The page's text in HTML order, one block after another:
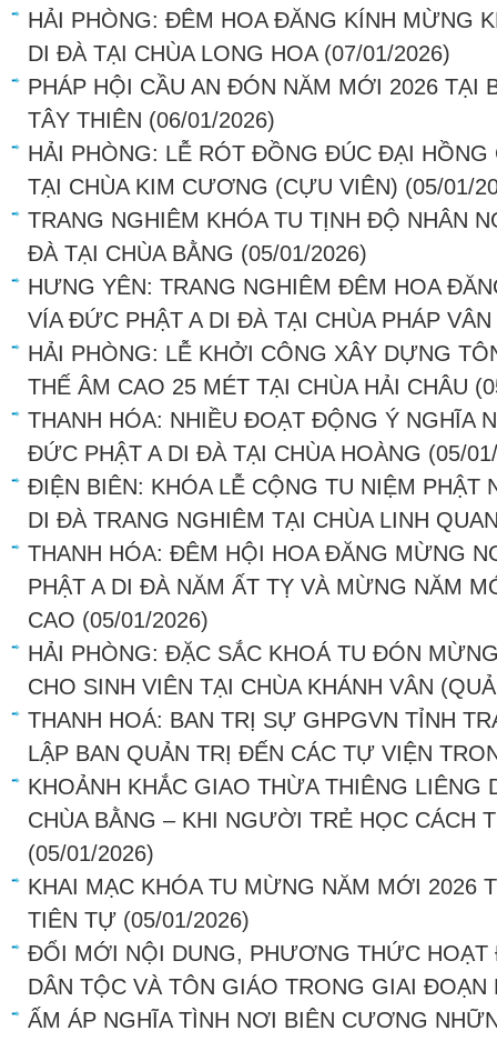
HẢI PHÒNG: ĐÊM HOA ĐĂNG KÍNH MỪNG
DI ĐÀ TẠI CHÙA LONG HOA (07/01/2026)
PHÁP HỘI CẦU AN ĐÓN NĂM MỚI 2026 TẠI
TÂY THIÊN (06/01/2026)
HẢI PHÒNG: LỄ RÓT ĐỒNG ĐÚC ĐẠI HỒNG
TẠI CHÙA KIM CƯƠNG (CỰU VIÊN) (05/01/
TRANG NGHIÊM KHÓA TU TỊNH ĐỘ NHÂN
ĐÀ TẠI CHÙA BẰNG (05/01/2026)
HƯNG YÊN: TRANG NGHIÊM ĐÊM HOA
VÍA ĐỨC PHẬT A DI ĐÀ TẠI CHÙA PHÁP VÂN
HẢI PHÒNG: LỄ KHỞI CÔNG XÂY DỰNG
THẾ ÂM CAO 25 MÉT TẠI CHÙA HẢI CHÂU
THANH HÓA: NHIỀU ĐOẠT ĐỘNG Ý NGHĨA
ĐỨC PHẬT A DI ĐÀ TẠI CHÙA HOÀNG (05/
ĐIỆN BIÊN: KHÓA LỄ CỘNG TU NIỆM PHẬT
DI ĐÀ TRANG NGHIÊM TẠI CHÙA LINH
THANH HÓA: ĐÊM HỘI HOA ĐĂNG MỪNG
PHẬT A DI ĐÀ NĂM ẤT TỴ VÀ MỪNG NĂM
CAO (05/01/2026)
HẢI PHÒNG: ĐẶC SẮC KHOÁ TU ĐÓN
CHO SINH VIÊN TẠI CHÙA KHÁNH VÂN
THANH HOÁ: BAN TRỊ SỰ GHPGVN TỈNH
LẬP BAN QUẢN TRỊ ĐẾN CÁC TỰ VIỆN
KHOẢNH KHẮC GIAO THỪA THIÊNG LIÊNG
CHÙA BẰNG – KHI NGƯỜI TRẺ HỌC CÁCH
(05/01/2026)
KHAI MẠC KHÓA TU MỪNG NĂM MỚI 2026
TIÊN TỰ (05/01/2026)
ĐỔI MỚI NỘI DUNG, PHƯƠNG THỨC HOẠT
DÂN TỘC VÀ TÔN GIÁO TRONG GIAI ĐOẠN
ẤM ÁP NGHĨA TÌNH NƠI BIÊN CƯƠNG